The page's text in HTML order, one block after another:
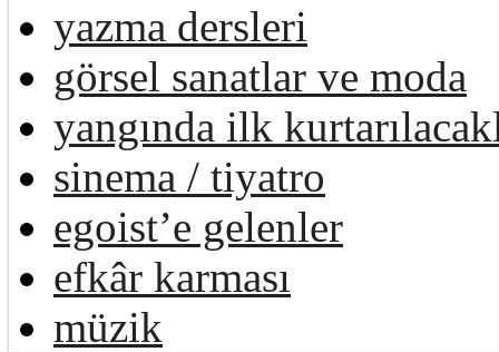
yazma dersleri
görsel sanatlar ve moda
yangında ilk
sinema / tiyatro
egoist’e gelenler
efkâr karması
müzik